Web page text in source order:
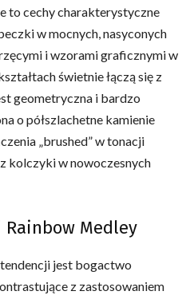
to cechy charakterystyczne
w mocnych, nasyconych
i wzorami graficznymi w
świetnie łączą się z
geometryczna i bardzo
o półszlachetne kamienie
„brushed” w tonacji
kolczyki w nowoczesnych
Medley
jest bogactwo
z zastosowaniem